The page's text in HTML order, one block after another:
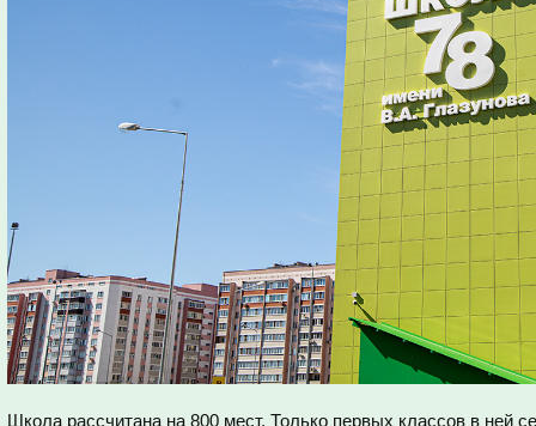
Школа рассчитана на 800 мест. Только первых классов в ней